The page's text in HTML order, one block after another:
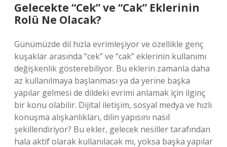
Gelecekte “Cek” ve “Cak” Eklerinin
Rolü Ne Olacak?
Günümüzde dil hızla evrimleşiyor ve özellikle genç
kuşaklar arasında “cek” ve “cak” eklerinin kullanımı
değişkenlik gösterebiliyor. Bu eklerin zamanla daha
az kullanılmaya başlanması ya da yerine başka
yapılar gelmesi de dildeki evrimi anlamak için ilginç
bir konu olabilir. Dijital iletişim, sosyal medya ve hızlı
konuşma alışkanlıkları, dilin yapısını nasıl
şekillendiriyor? Bu ekler, gelecek nesiller tarafından
hala aktif olarak kullanılacak mı, yoksa başka yapılar